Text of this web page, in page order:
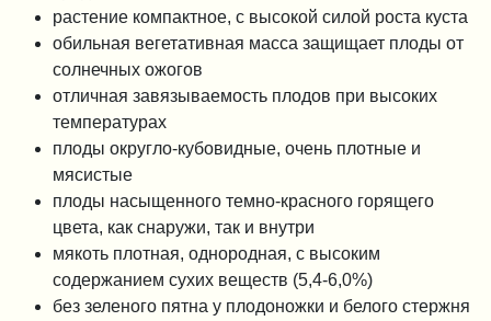
растение компактное, с высокой силой роста куста
обильная вегетативная масса защищает плоды от
солнечных ожогов
отличная завязываемость плодов при высоких
температурах
плоды округло-кубовидные, очень плотные и
мясистые
плоды насыщенного темно-красного горящего
цвета, как снаружи, так и внутри
мякоть плотная, однородная, с высоким
содержанием сухих веществ (5,4-6,0%)
без зеленого пятна у плодоножки и белого стержня